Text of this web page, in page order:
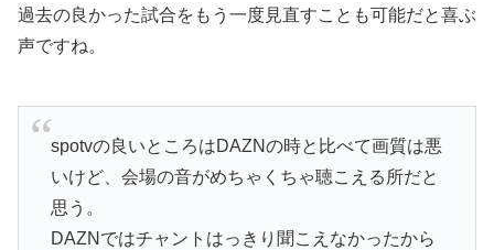
過去の良かった試合をもう一度見直すことも可能だと喜ぶ
声ですね。
spotvの良いところはDAZNの時と比べて画質は悪
いけど、会場の音がめちゃくちゃ聴こえる所だと
思う。
DAZNではチャントはっきり聞こえなかったから